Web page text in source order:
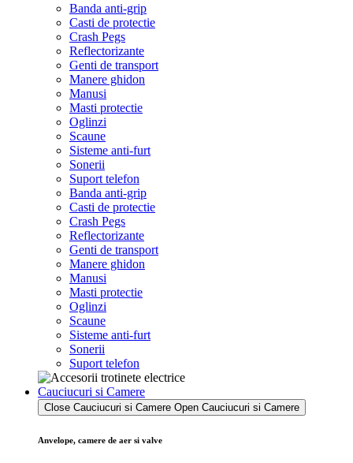
Banda anti-grip
Casti de protectie
Crash Pegs
Reflectorizante
Genti de transport
Manere ghidon
Manusi
Masti protectie
Oglinzi
Scaune
Sisteme anti-furt
Sonerii
Suport telefon
Banda anti-grip
Casti de protectie
Crash Pegs
Reflectorizante
Genti de transport
Manere ghidon
Manusi
Masti protectie
Oglinzi
Scaune
Sisteme anti-furt
Sonerii
Suport telefon
Cauciucuri si Camere
Close Cauciucuri si Camere Open Cauciucuri si Camere
Anvelope, camere de aer si valve